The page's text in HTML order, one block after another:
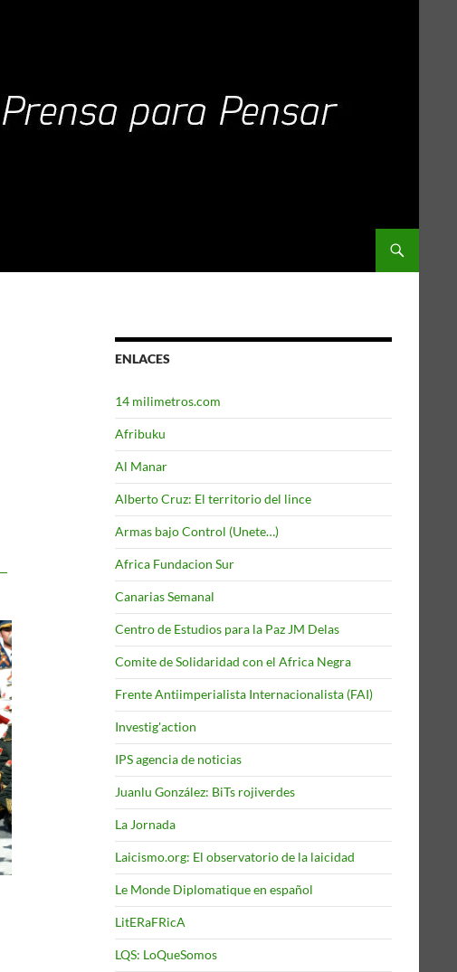
ENLACES
14 milimetros.com
Afribuku
Al Manar
Alberto Cruz: El territorio del lince
Armas bajo Control (Unete…)
Africa Fundacion Sur
Canarias Semanal
Centro de Estudios para la Paz JM Delas
Comite de Solidaridad con el Africa Negra
Frente Antiimperialista Internacionalista (FAI)
Investig'action
IPS agencia de noticias
Juanlu González: BiTs rojiverdes
La Jornada
Laicismo.org: El observatorio de la laicidad
Le Monde Diplomatique en español
LitERaFRicA
LQS: LoQueSomos